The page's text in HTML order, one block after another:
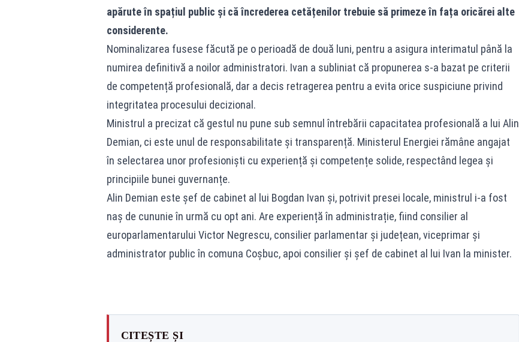
apărute în spațiul public și că încrederea cetățenilor trebuie să primeze în fața oricărei alte
considerente.
Nominalizarea fusese făcută pe o perioadă de două luni, pentru a asigura interimatul până la
numirea definitivă a noilor administratori. Ivan a subliniat că propunerea s-a bazat pe criterii
de competență profesională, dar a decis retragerea pentru a evita orice suspiciune privind
integritatea procesului decizional.
Ministrul a precizat că gestul nu pune sub semnul întrebării capacitatea profesională a lui Alin
Demian, ci este unul de responsabilitate și transparență. Ministerul Energiei rămâne angajat
în selectarea unor profesioniști cu experiență și competențe solide, respectând legea și
principiile bunei guvernanțe.
Alin Demian este șef de cabinet al lui Bogdan Ivan și, potrivit presei locale, ministrul i-a fost
naș de cununie în urmă cu opt ani. Are experiență în administrație, fiind consilier al
europarlamentarului Victor Negrescu, consilier parlamentar și județean, viceprimar și
administrator public în comuna Coșbuc, apoi consilier și șef de cabinet al lui Ivan la minister.
CITEȘTE ȘI